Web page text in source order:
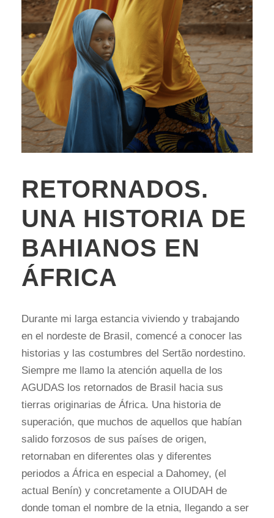
RETORNADOS.
UNA HISTORIA DE
BAHIANOS EN
ÁFRICA
Durante mi larga estancia viviendo y trabajando
en el nordeste de Brasil, comencé a conocer las
historias y las costumbres del Sertão nordestino.
Siempre me llamo la atención aquella de los
AGUDAS los retornados de Brasil hacia sus
tierras originarias de África. Una historia de
superación, que muchos de aquellos que habían
salido forzosos de sus países de origen,
retornaban en diferentes olas y diferentes
periodos a África en especial a Dahomey, (el
actual Benín) y concretamente a OIUDAH de
donde toman el nombre de la etnia, llegando a ser